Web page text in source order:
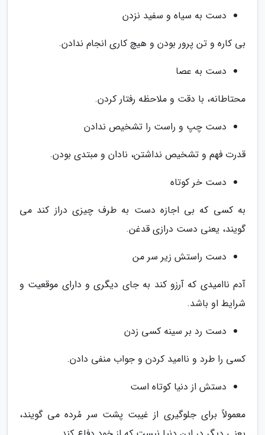
دست به سیاه و سفید نزدن
بی کاره و تن پرور بودن و هیچ کاری انجام ندادن.
دست به عصا
محتاطانه، با دقت و ملاحظه رفتار کردن.
دست چپ و راست را تشخیص ندادن
قدرت فهم و تشخیص نداشتن، نادان و مبتدی بودن.
دست خر کوتاه
به کسی که بی اجازه دست به طرف چیزی دراز کند می
گویند، یعنی دست درازی قدغن.
دست راستش زیر سر من
آدم ناامیدی که آرزو کند به جای دیگری و دارای موقعیت و
شرایط او باشد.
دست رد بر سینه کسی زدن
کسی را طرد و ناامید کردن و جواب منفی دادن.
دستش از دنیا کوتاه است
معمولاً برای جلوگیری از غیبت پشت سر مُرده می گویند،